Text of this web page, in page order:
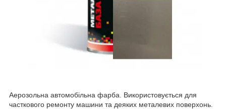
Аерозольна автомобільна фарба. Використовується для
часткового ремонту машини та деяких металевих поверхонь.